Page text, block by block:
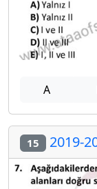
A
15 2019-